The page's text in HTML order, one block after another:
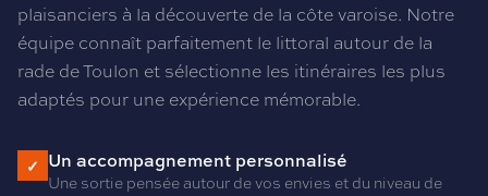
plaisanciers à la découverte de la côte varoise. Notre
équipe connaît parfaitement le littoral autour de la
rade de Toulon et sélectionne les itinéraires les plus
adaptés pour une expérience mémorable.
✓ Un accompagnement personnalisé
Une sortie pensée autour de vos envies et du niveau de